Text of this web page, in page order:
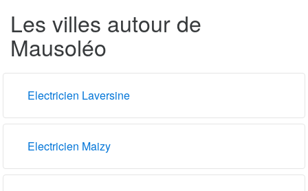
Les villes autour de
Mausoléo
Electricien Laversine
Electricien Maizy